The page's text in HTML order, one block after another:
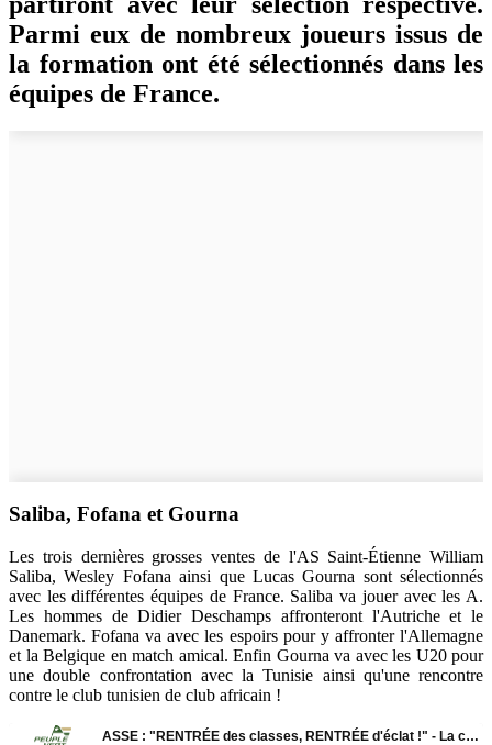
Parmi eux de nombreux joueurs issus de
la formation ont été sélectionnés dans les
équipes de France.
Saliba, Fofana et Gourna
Les trois dernières grosses ventes de l'AS Saint-Étienne William
Saliba, Wesley Fofana ainsi que Lucas Gourna sont sélectionnés
avec les différentes équipes de France. Saliba va jouer avec les A.
Les hommes de Didier Deschamps affronteront l'Autriche et le
Danemark. Fofana va avec les espoirs pour y affronter l'Allemagne
et la Belgique en match amical. Enfin Gourna va avec les U20 pour
une double confrontation avec la Tunisie ainsi qu'une rencontre
contre le club tunisien de club africain !